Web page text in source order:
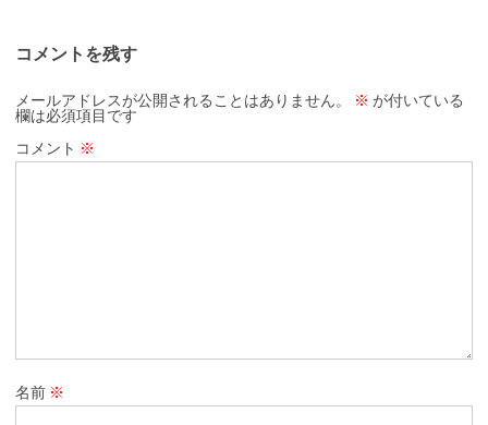
コメントを残す
メールアドレスが公開されることはありません。 ※ が付いている
欄は必須項目です
コメント ※
名前 ※